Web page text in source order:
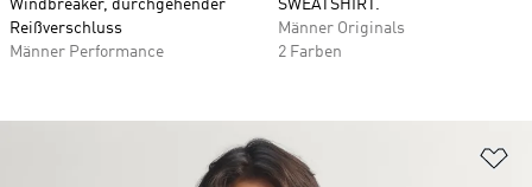
Windbreaker, durchgehender
Reißverschluss
Männer Performance
SWEATSHIRT.
Männer Originals
2 Farben